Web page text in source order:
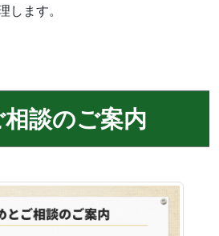
します。
談のご案内